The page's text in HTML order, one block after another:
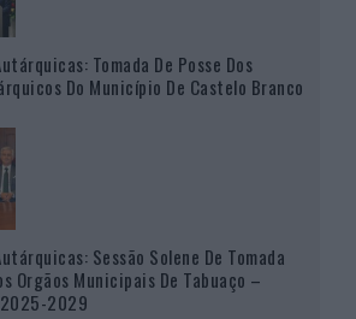
Tomada De Posse Dos
Do Município De Castelo Branco
Sessão Solene De Tomada
Orgãos Municipais De Tabuaço –
2029